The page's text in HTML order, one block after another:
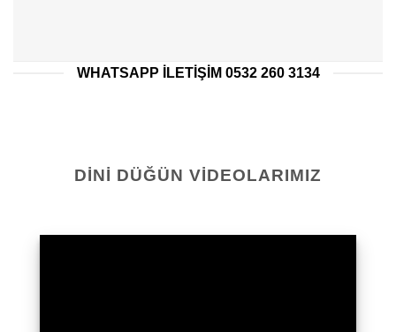
WHATSAPP ILETIŞIM 0532 260 3134
DINI DÜĞÜN VIDEOLARIMIZ